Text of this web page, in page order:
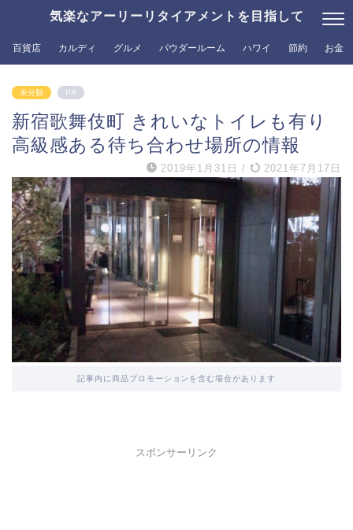
気楽なアーリーリタイアメントを目指して
百貨店 カルディ グルメ パウダールーム ハワイ 節約 お金
未分類 PR
新宿歌舞伎町 きれいなトイレも有り
高級感ある待ち合わせ場所の情報
2019年1月31日 / 2021年7月17日
記事内に商品プロモーションを含む場合があります
スポンサーリンク